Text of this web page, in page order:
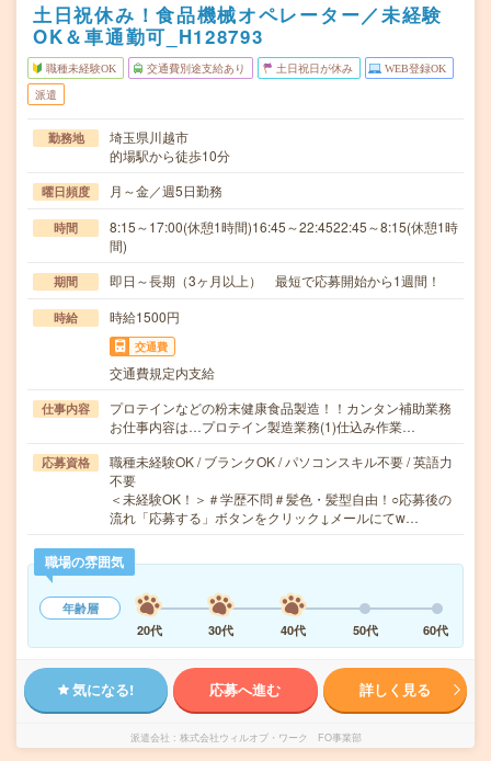
土日祝休み！食品機械オペレーター／未経験
OK＆車通勤可_H128793
職種未経験OK 交通費別途支給あり 土日祝日が休み WEB登録OK
派遣
勤務地
埼玉県川越市
的場駅から徒歩10分
曜日頻度 月～金／週5日勤務
時間
8:15～17:00(休憩1時間)16:45～22:4522:45～8:15(休憩1時
間)
期間 即日～長期（3ヶ月以上） 最短で応募開始から1週間！
時給 時給1500円
交通費
交通費規定内支給
仕事内容
プロテインなどの粉末健康食品製造！！カンタン補助業務
お仕事内容は…プロテイン製造業務(1)仕込み作業…
応募資格
職種未経験OK / ブランクOK / パソコンスキル不要 / 英語力
不要
＜未経験OK！＞＃学歴不問＃髪色・髪型自由！○応募後の
流れ「応募する」ボタンをクリック↓メールにてw…
職場の雰囲気
年齢層
20代
30代 40代 50代 60代
気になる! 応募へ進む 詳しく見る
派遣会社 株式会社ウィルオブ・ワーク FO事業部